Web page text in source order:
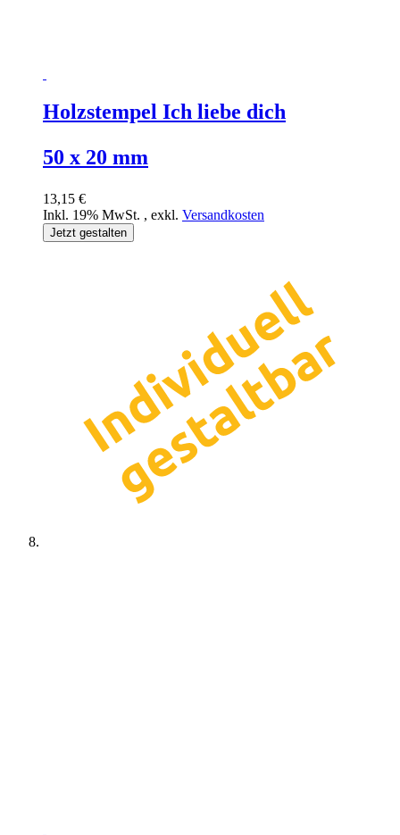
Holzstempel Ich liebe dich
50 x 20 mm
13,15 €
Inkl. 19% MwSt. , exkl. Versandkosten
Jetzt gestalten